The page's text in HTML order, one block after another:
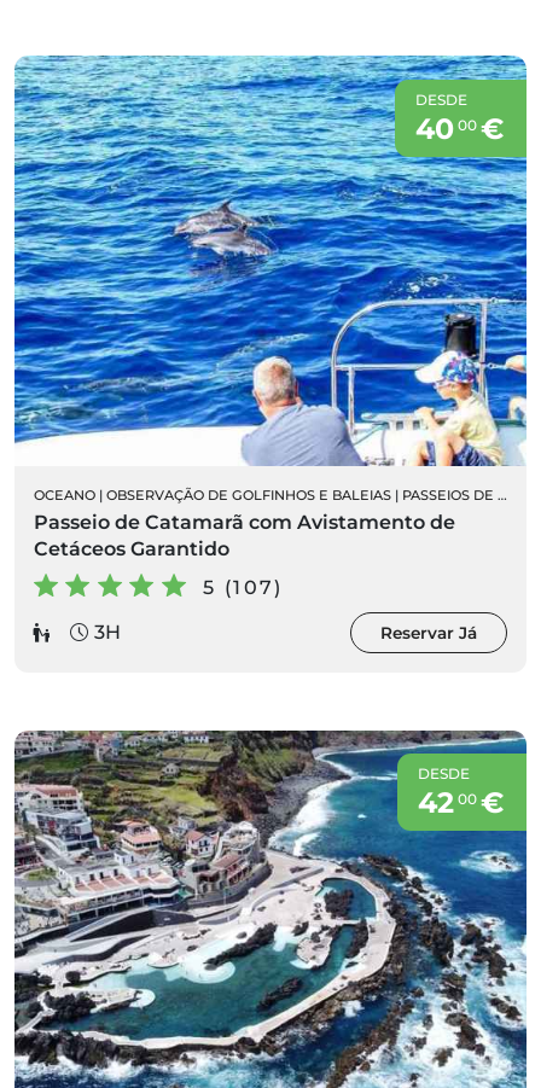
DESDE
40 00€
OCEANO | OBSERVAÇÃO DE GOLFINHOS E BALEIAS | PASSEIOS DE BARCO
Passeio de Catamarã com Avistamento de
Cetáceos Garantido
5 (107)
3H
Reservar Já
DESDE
42 00€